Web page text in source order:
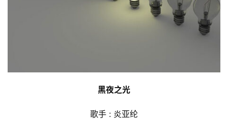
黑夜之光
歌手 : 炎亚纶